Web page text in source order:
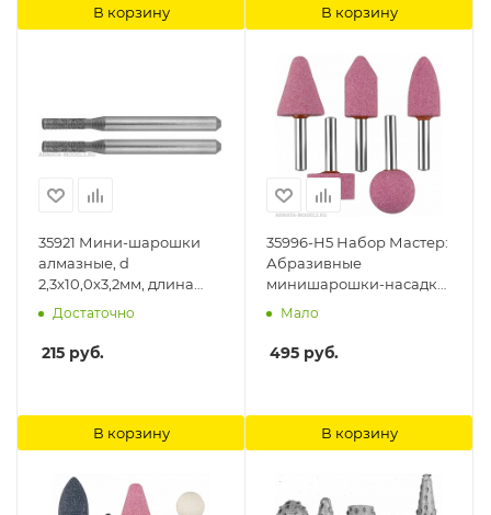
В корзину В корзину
35921 Мини-шарошки
алмазные, d
2,3x10,0x3,2мм, длина
38мм, 2шт Зубр
Достаточно
215 руб.
В корзину
35996-H5 Набор Мастер:
Абразивные
минишарошки-насадки
для дрели, оксид
твердости, хвостовик d
6мм, 5 предм. Зубр
Мало
495 руб.
В корзину